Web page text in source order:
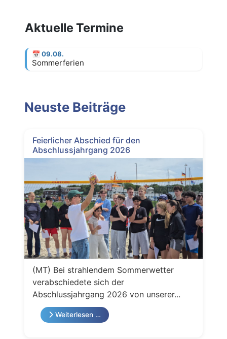
Aktuelle Termine
📅 09.08.
Sommerferien
Neuste Beiträge
Feierlicher Abschied für den
Abschlussjahrgang 2026
(MT) Bei strahlendem Sommerwetter
verabschiedete sich der
Abschlussjahrgang 2026 von unserer...
Weiterlesen …